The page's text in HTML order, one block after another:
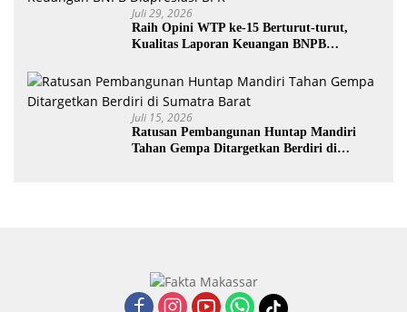
Juli 29, 2026
Raih Opini WTP ke-15 Berturut-turut,
Kualitas Laporan Keuangan BNPB
Juli 15, 2026
Ratusan Pembangunan Huntap Mandiri
Tahan Gempa Ditargetkan Berdiri di